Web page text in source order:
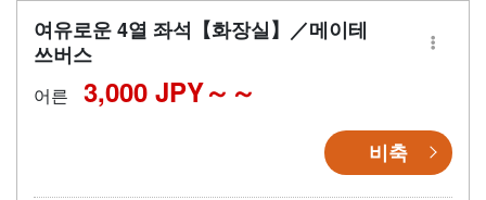
여유로운 4열 좌석【화장실】／메이테
쓰버스
어른 3,000 JPY～
비축